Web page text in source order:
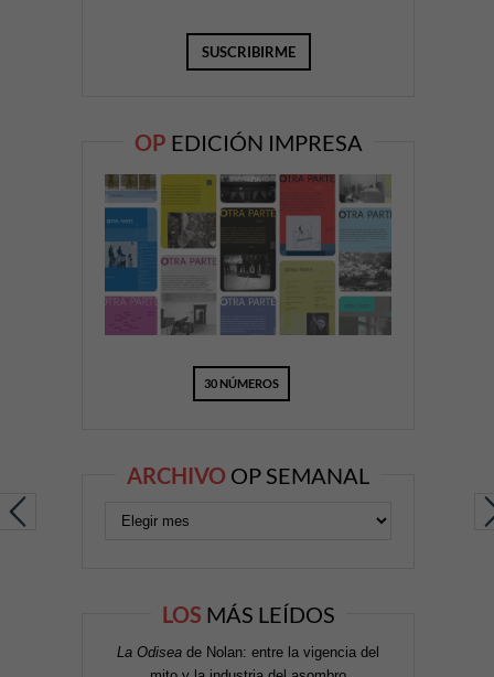
OP EDICIÓN IMPRESA
30 NÚMEROS
ARCHIVO OP SEMANAL
LOS MÁS LEÍDOS
La Odisea de Nolan: entre la vigencia del